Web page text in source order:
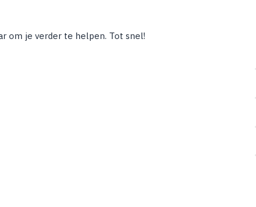
om je verder te helpen. Tot snel!